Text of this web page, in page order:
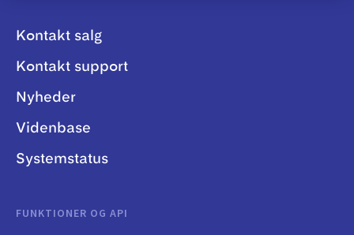
Kontakt salg
Kontakt support
Nyheder
Videnbase
Systemstatus
FUNKTIONER OG API